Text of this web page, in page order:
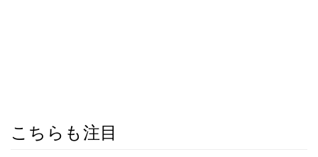
こちらも注目